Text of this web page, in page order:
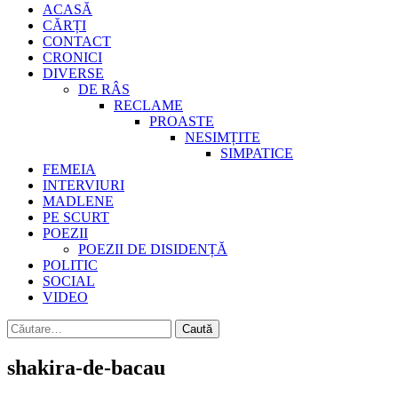
Primary
Menu
ACASĂ
CĂRȚI
CONTACT
CRONICI
DIVERSE
DE RÂS
RECLAME
PROASTE
NESIMȚITE
SIMPATICE
FEMEIA
INTERVIURI
MADLENE
PE SCURT
POEZII
POEZII DE DISIDENȚĂ
POLITIC
SOCIAL
VIDEO
Caută
după:
shakira-de-bacau